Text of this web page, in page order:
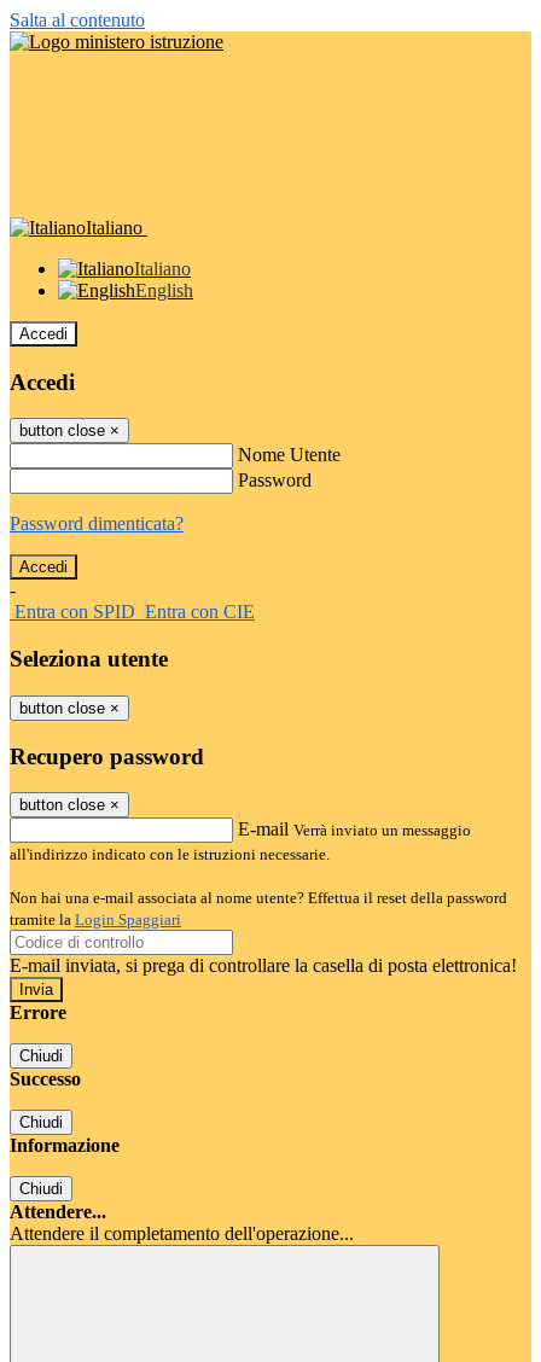
Salta al contenuto
Italiano
Italiano
English
Accedi
Accedi
button close ×
Nome Utente
Password
Password dimenticata?
-
Entra con SPID Entra con CIE
Seleziona utente
button close ×
Recupero password
button close ×
E-mail Verrà inviato un messaggio
all'indirizzo indicato con le istruzioni necessarie.
Non hai una e-mail associata al nome utente? Effettua il reset della password
tramite la Login Spaggiari
E-mail inviata, si prega di controllare la casella di posta elettronica!
Errore
Chiudi
Successo
Chiudi
Informazione
Chiudi
Attendere...
Attendere il completamento dell'operazione...